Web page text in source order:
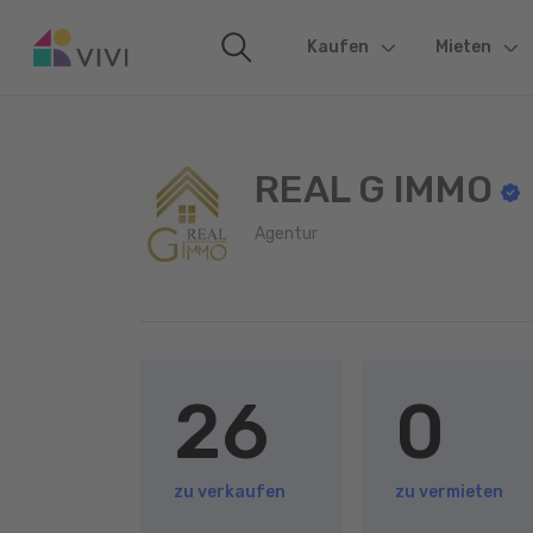
Kaufen (current)Mieten
REAL G IMMO
Agentur
26
zu verkaufen
0
zu vermieten